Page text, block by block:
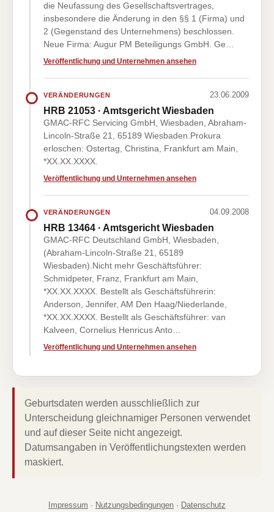
die Neufassung des Gesellschaftsvertrages,
insbesondere die Änderung in den §§ 1 (Firma) und
2 (Gegenstand des Unternehmens) beschlossen.
Neue Firma: Augur PM Beteiligungs GmbH. Ge…
Veröffentlichung und Unternehmen ansehen
VERÄNDERUNGEN 23.06.2009
HRB 21053 · Amtsgericht Wiesbaden
GMAC-RFC Servicing GmbH, Wiesbaden, Abraham-
Lincoln-Straße 21, 65189 Wiesbaden.Prokura
erloschen: Ostertag, Christina, Frankfurt am Main,
*XX.XX.XXXX.
Veröffentlichung und Unternehmen ansehen
VERÄNDERUNGEN 04.09.2008
HRB 13464 · Amtsgericht Wiesbaden
GMAC-RFC Deutschland GmbH, Wiesbaden,
(Abraham-Lincoln-Straße 21, 65189
Wiesbaden).Nicht mehr Geschäftsführer:
Schmidpeter, Franz, Frankfurt am Main,
*XX.XX.XXXX. Bestellt als Geschäftsführerin:
Anderson, Jennifer, AM Den Haag/Niederlande,
*XX.XX.XXXX. Bestellt als Geschäftsführer: van
Kalveen, Cornelius Henricus Anto…
Veröffentlichung und Unternehmen ansehen
Geburtsdaten werden ausschließlich zur
Unterscheidung gleichnamiger Personen verwendet
und auf dieser Seite nicht angezeigt.
Datumsangaben in Veröffentlichungstexten werden
maskiert.
Impressum · Nutzungsbedingungen · Datenschutz